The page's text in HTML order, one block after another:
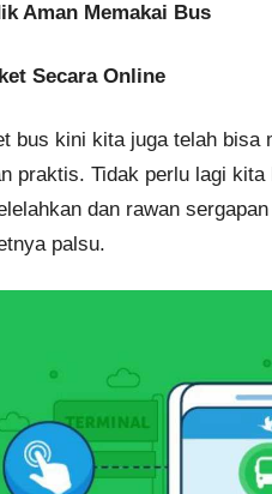
Aman Memakai Bus
Secara Online
bus kini kita juga telah bisa
praktis. Tidak perlu lagi
dan rawan
palsu.